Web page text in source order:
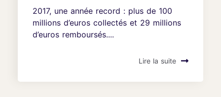
2017, une année record : plus de 100
millions d’euros collectés et 29 millions
d’euros remboursés....
Lire la suite